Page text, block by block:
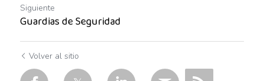
Auxiliar de almacén
Auxiliar de Caja General
Siguiente
Guardias de Seguridad
Volver al sitio